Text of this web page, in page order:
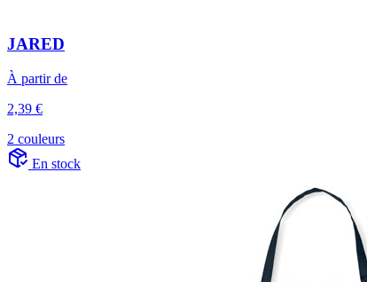
JARED
À partir de
2,39 €
2 couleurs
En stock